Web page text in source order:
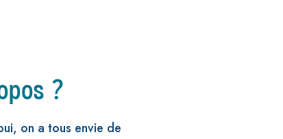
?
on a tous envie de